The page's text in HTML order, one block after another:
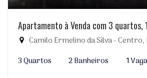
Apartamento à Venda com 3 quartos,
Camilo Ermelino da Silva -
3 Quartos
2 Banheiros 1 Vaga